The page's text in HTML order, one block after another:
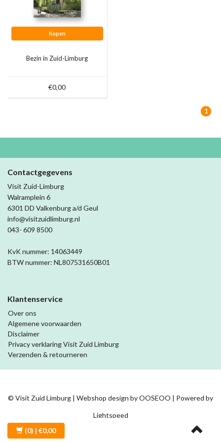
Kopen
Bezin in Zuid-Limburg
€0,00
1
Contactgegevens
Visit Zuid-Limburg
Walramplein 6
6301 DD Valkenburg a/d Geul
info@visitzuidlimburg.nl
043- 609 8500
KvK nummer: 14063449
BTW nummer: NL807531650B01
Klantenservice
Over ons
Algemene voorwaarden
Disclaimer
Privacy verklaring Visit Zuid Limburg
Verzenden & retourneren
© Visit Zuid Limburg | Webshop design byOOSEOO | Powered by
Lightspeed
(0) | €0,00